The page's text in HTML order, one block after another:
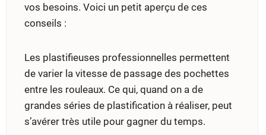
vos besoins. Voici un petit aperçu de ces
conseils :
Les plastifieuses professionnelles permettent
de varier la vitesse de passage des pochettes
entre les rouleaux. Ce qui, quand on a de
grandes séries de plastification à réaliser, peut
s’avérer très utile pour gagner du temps.